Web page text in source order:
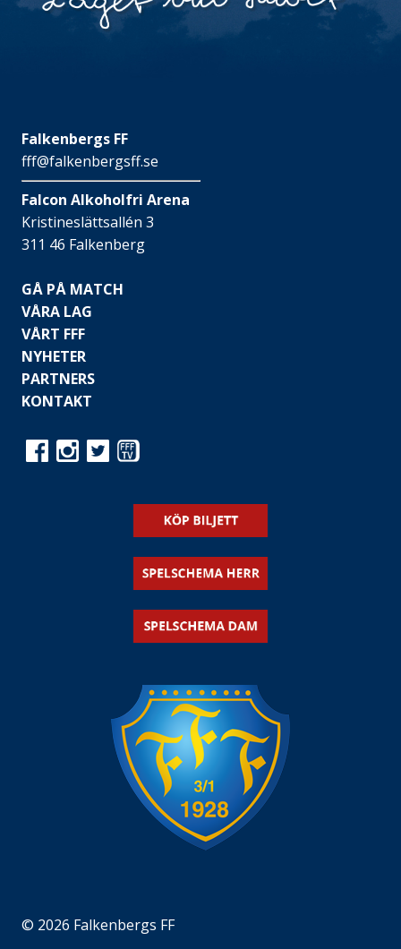
Falkenbergs FF
fff@falkenbergsff.se
Falcon Alkoholfri Arena
Kristineslättsallén 3
311 46 Falkenberg
GÅ PÅ MATCH
VÅRA LAG
VÅRT FFF
NYHETER
PARTNERS
KONTAKT
© 2026 Falkenbergs FF